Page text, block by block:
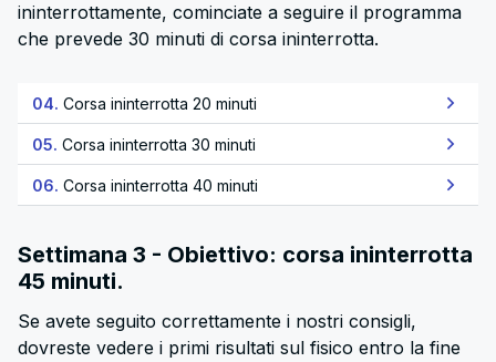
ininterrottamente, cominciate a seguire il programma
che prevede 30 minuti di corsa ininterrotta.
04. Corsa ininterrotta 20 minuti
05. Corsa ininterrotta 30 minuti
06. Corsa ininterrotta 40 minuti
Settimana 3 - Obiettivo: corsa ininterrotta
45 minuti.
Se avete seguito correttamente i nostri consigli,
dovreste vedere i primi risultati sul fisico entro la fine